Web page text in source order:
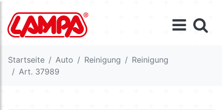
Startseite Auto Reinigung
Reinigung
Art. 37989